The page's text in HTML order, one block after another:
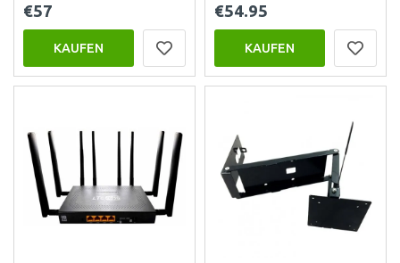
€57
KAUFEN
€54.95
KAUFEN